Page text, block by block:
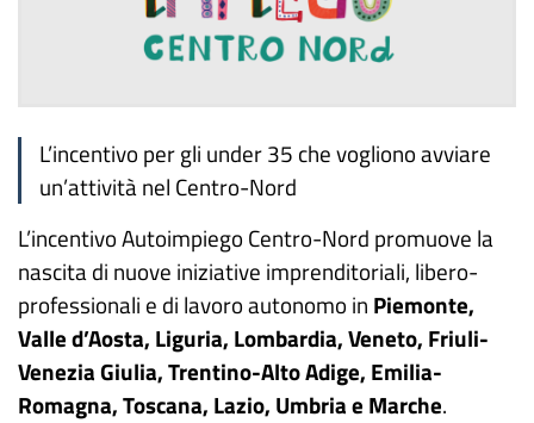
L’incentivo per gli under 35 che vogliono avviare
un’attività nel Centro-Nord
L’incentivo Autoimpiego Centro-Nord promuove la
nascita di nuove iniziative imprenditoriali, libero-
professionali e di lavoro autonomo in Piemonte,
Valle d’Aosta, Liguria, Lombardia, Veneto, Friuli-
Venezia Giulia, Trentino-Alto Adige, Emilia-
Romagna, Toscana, Lazio, Umbria e Marche.